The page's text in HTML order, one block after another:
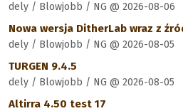
dely / Blowjobb / NG @ 2026-08-06
Nowa wersja DitherLab wraz z
dely / Blowjobb / NG @ 2026-08-05
TURGEN 9.4.5
dely / Blowjobb / NG @ 2026-08-05
Altirra 4.50 test 17